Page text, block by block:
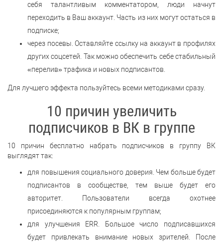
себя талантливым комментатором, люди начнут
переходить в Ваш аккаунт. Часть из них могут остаться в
подписке;
через посевы. Оставляйте ссылку на аккаунт в профилях
других соцсетей. Так можно обеспечить себе стабильный
«перелив» трафика и новых подписантов.
Для лучшего эффекта пользуйтесь всеми методиками сразу.
10 причин увеличить
подписчиков в ВК в группе
10 причин бесплатно набрать подписчиков в группу ВК
выглядят так:
для повышения социального доверия. Чем больше будет
подписантов в сообществе, тем выше будет его
авторитет. Пользователи всегда охотнее
присоединяются к популярным группам;
для улучшения ERR. Большое число подписавшихся
будет привлекать внимание новых зрителей. После